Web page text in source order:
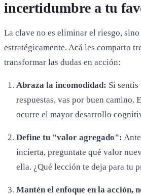
incertidumbre a tu
La clave no es eliminar el riesgo,
estratégicamente. Acá les comparto
transformar las dudas en acción:
Abraza la incomodidad: Si sentís
respuestas, vas por buen camino.
ocurre el mayor desarrollo
Define tu "valor agregado":
incierta, preguntate qué valor
ella. ¿Qué lección te deja para tu
Mantén el enfoque en la acción,